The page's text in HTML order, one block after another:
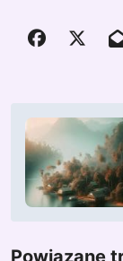
N
w
Powiązane